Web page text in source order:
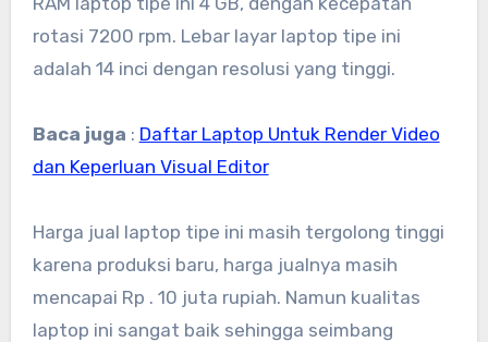
rotasi 7200 rpm. Lebar layar laptop tipe ini
adalah 14 inci dengan resolusi yang tinggi.
Baca juga : Daftar Laptop Untuk Render Video
dan Keperluan Visual Editor
Harga jual laptop tipe ini masih tergolong tinggi
karena produksi baru, harga jualnya masih
mencapai Rp . 10 juta rupiah. Namun kualitas
laptop ini sangat baik sehingga seimbang